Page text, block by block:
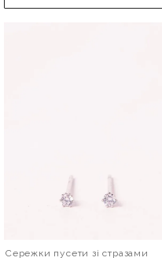
Сережки пусети зі стразами